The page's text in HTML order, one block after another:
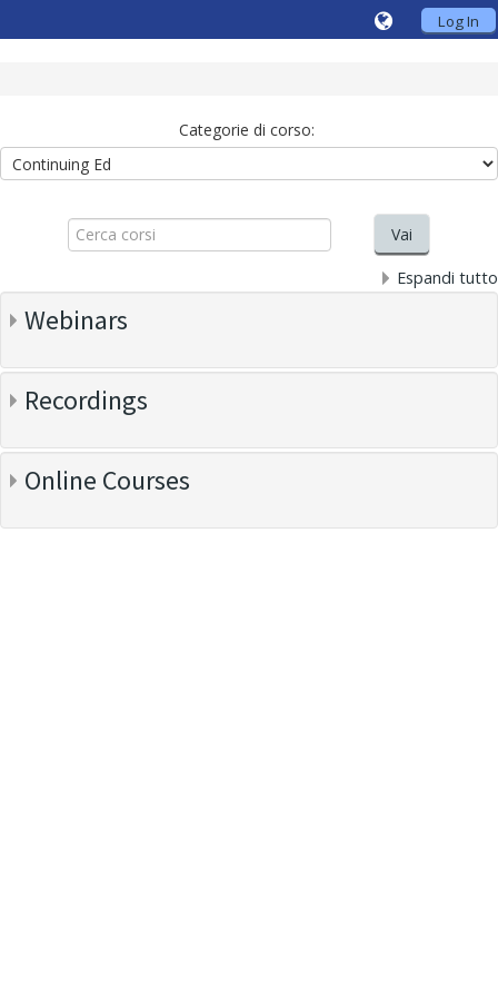
Log In
Categorie di corso:
corsi
Vai
Espandi tutto
Webinars
Recordings
Online Courses